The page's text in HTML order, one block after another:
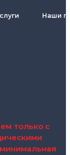
Наши
только с